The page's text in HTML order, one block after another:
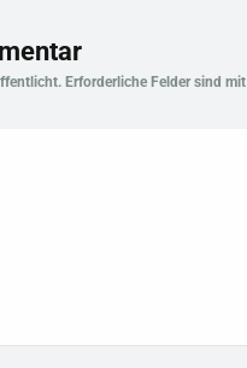
Erforderliche Felder sind mit